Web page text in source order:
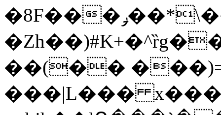
�8F���ݛ��*\��U��S
��(��
���|L���